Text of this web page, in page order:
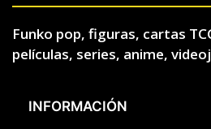
Funko pop, figuras, cartas
películas, series, anime,
INFORMACIÓN